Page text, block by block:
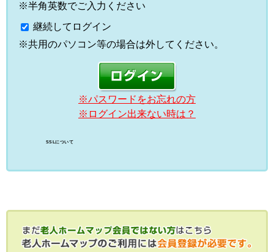
※半角英数でご入力ください
継続してログイン
※共用のパソコン等の場合は外してください。
※パスワードをお忘れの方
※ログイン出来ない時は？
SSLについて